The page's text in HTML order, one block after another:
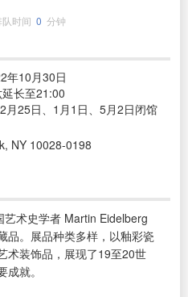
队时间 0 分钟
年10月30日
长至21:00
月25日、1月1日、5月2日闭馆
NY 10028-0198
艺术史学者 Martin Eidelberg
品。展品种类多样，以釉彩瓷
术装饰品，展现了19至20世
就。